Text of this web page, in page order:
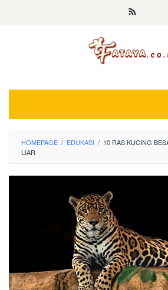
HOMEPAGE / EDUKASI / 10 RAS KUCING
LIAR